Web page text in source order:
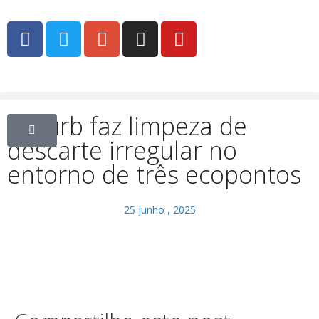
Sesurb faz limpeza de
descarte irregular no
entorno de três ecopontos
25 junho , 2025